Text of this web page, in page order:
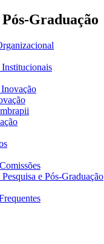
Pós-Graduação
Institucionais
Inovação
e Pós-Graduação